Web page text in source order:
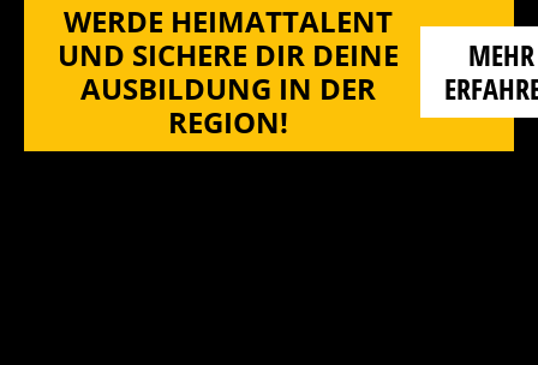
WERDE HEIMATTALENT
UND SICHERE DIR DEINE
AUSBILDUNG IN DER
REGION!
MEHR